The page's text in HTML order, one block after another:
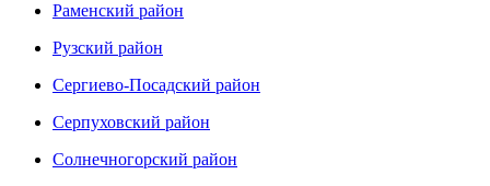
Раменский район
Рузский район
Сергиево-Посадский район
Серпуховский район
Солнечногорский район